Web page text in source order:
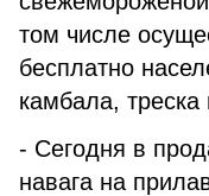
том числе
бесплатно
камбала, треска
- Сегодня в
навага на